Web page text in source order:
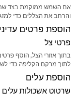
אם השמש ממוקמת בצד
והרחב את הצללים כדי
הוספת פרטים
פרטי צל
בתוך אזורי הצל, הוסף
לתוך מרקם הקליפה כדי
הוספת עלים
שרטוט אשכולות עלים